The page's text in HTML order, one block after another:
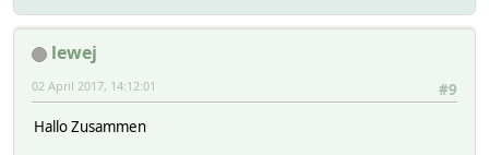
lewej
#9
02 April 2017, 14:12:01
Hallo Zusammen